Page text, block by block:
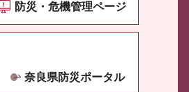
防災・危機管理ページ
奈良県防災ポータル